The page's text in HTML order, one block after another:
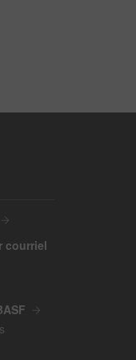
courriel